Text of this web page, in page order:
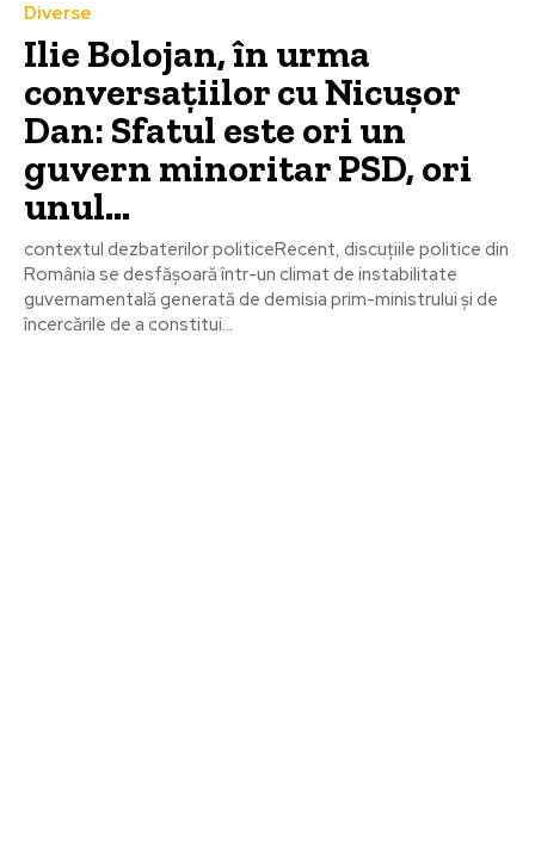
Diverse
Ilie Bolojan, în urma
conversațiilor cu Nicușor
Dan: Sfatul este ori un
guvern minoritar PSD, ori
unul…
contextul dezbaterilor politiceRecent, discuțiile politice din
România se desfășoară într-un climat de instabilitate
guvernamentală generată de demisia prim-ministrului și de
încercările de a constitui...